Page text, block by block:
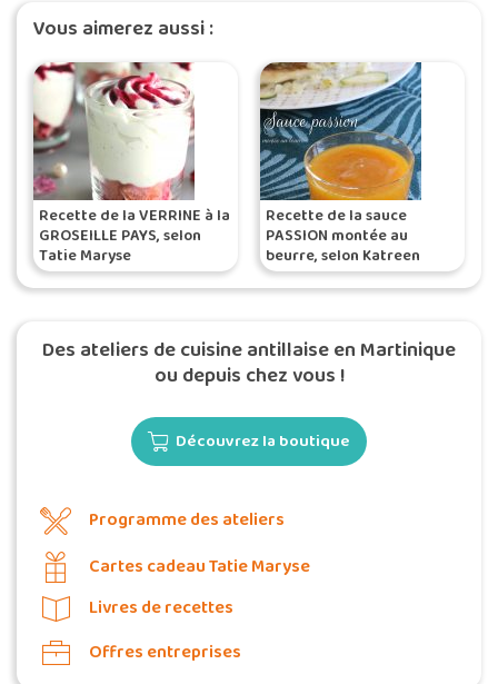
Vous aimerez aussi :
Recette de la VERRINE à la
GROSEILLE PAYS, selon
Tatie Maryse
Recette de la sauce
PASSION montée au
beurre, selon Katreen
Des ateliers de cuisine antillaise en Martinique
ou depuis chez vous !
Découvrez la boutique
Programme des ateliers
Cartes cadeau Tatie Maryse
Livres de recettes
Offres entreprises